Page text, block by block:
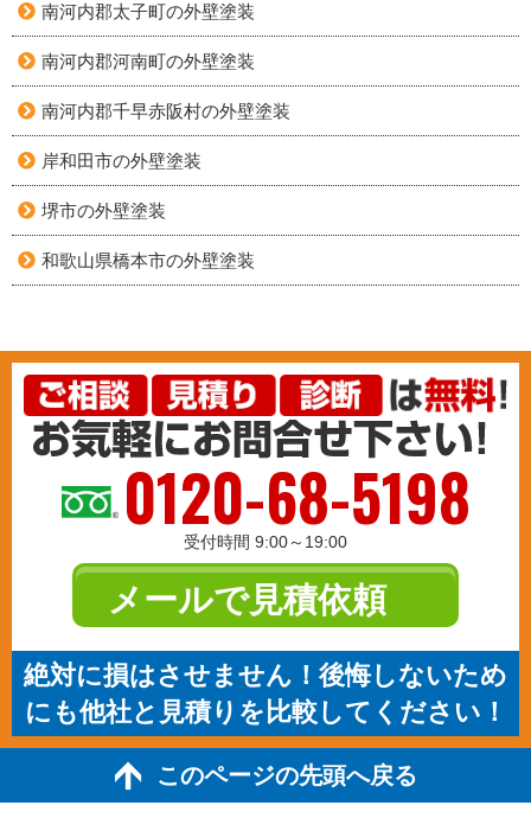
南河内郡太子町の外壁塗装
南河内郡河南町の外壁塗装
南河内郡千早赤阪村の外壁塗装
岸和田市の外壁塗装
堺市の外壁塗装
和歌山県橋本市の外壁塗装
0120-68-5198
受付時間 9:00～19:00
メールで見積依頼
絶対に損はさせません！後悔しないため
にも他社と見積りを比較してください！
このページの先頭へ戻る